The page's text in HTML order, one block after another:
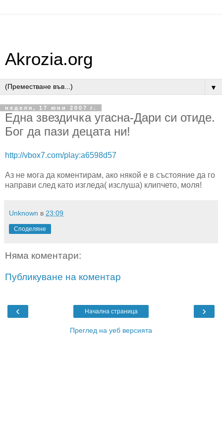
Akrozia.org
▼
неделя, 17 юни 2007 г.
Една звездичка угасна-Дари си отиде.
Бог да пази децата ни!
http://vbox7.com/play:a6598d57
Аз не мога да коментирам, ако някой е в състояние да го
направи след като изгледа( изслуша) клипчето, моля!
Unknown в 23:09
Споделяне
Няма коментари:
Публикуване на коментар
‹ ›
Начална страница
Преглед на уеб версията